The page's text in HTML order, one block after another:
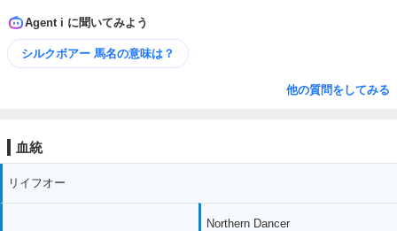
Agent i に聞いてみよう
シルクボアー 馬名の意味は？
他の質問をしてみる
血統
リイフオー
Northern Dancer